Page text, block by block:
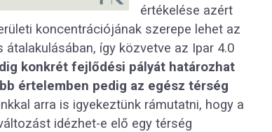
értékelése azért
koncentrációjának szerepe lehet az
így közvetve az Ipar 4.0
konkrét fejlődési pályát határozhat
értelemben pedig az egész térség
arra is igyekeztünk rámutatni, hogy a
idézhet-e elő egy térség